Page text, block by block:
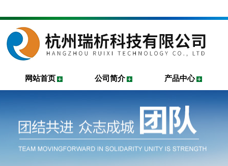
网站首页 公司简介 产品中心